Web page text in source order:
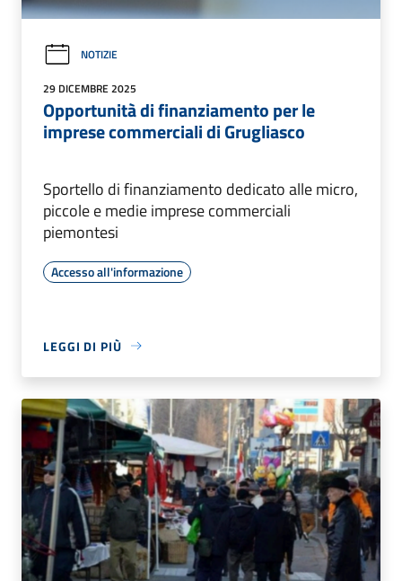
NOTIZIE
29 DICEMBRE 2025
Opportunità di finanziamento per le
imprese commerciali di Grugliasco
Sportello di finanziamento dedicato alle micro,
piccole e medie imprese commerciali
piemontesi
Accesso all'informazione
LEGGI DI PIÙ